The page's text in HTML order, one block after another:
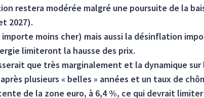
restera modérée malgré une poursuite de la
2027).
importe moins cher) mais aussi la désinflation
limiteront la hausse des prix.
que très marginalement et la dynamique sur
plusieurs « belles » années et un taux de
de la zone euro, à 6,4 %, ce qui devrait